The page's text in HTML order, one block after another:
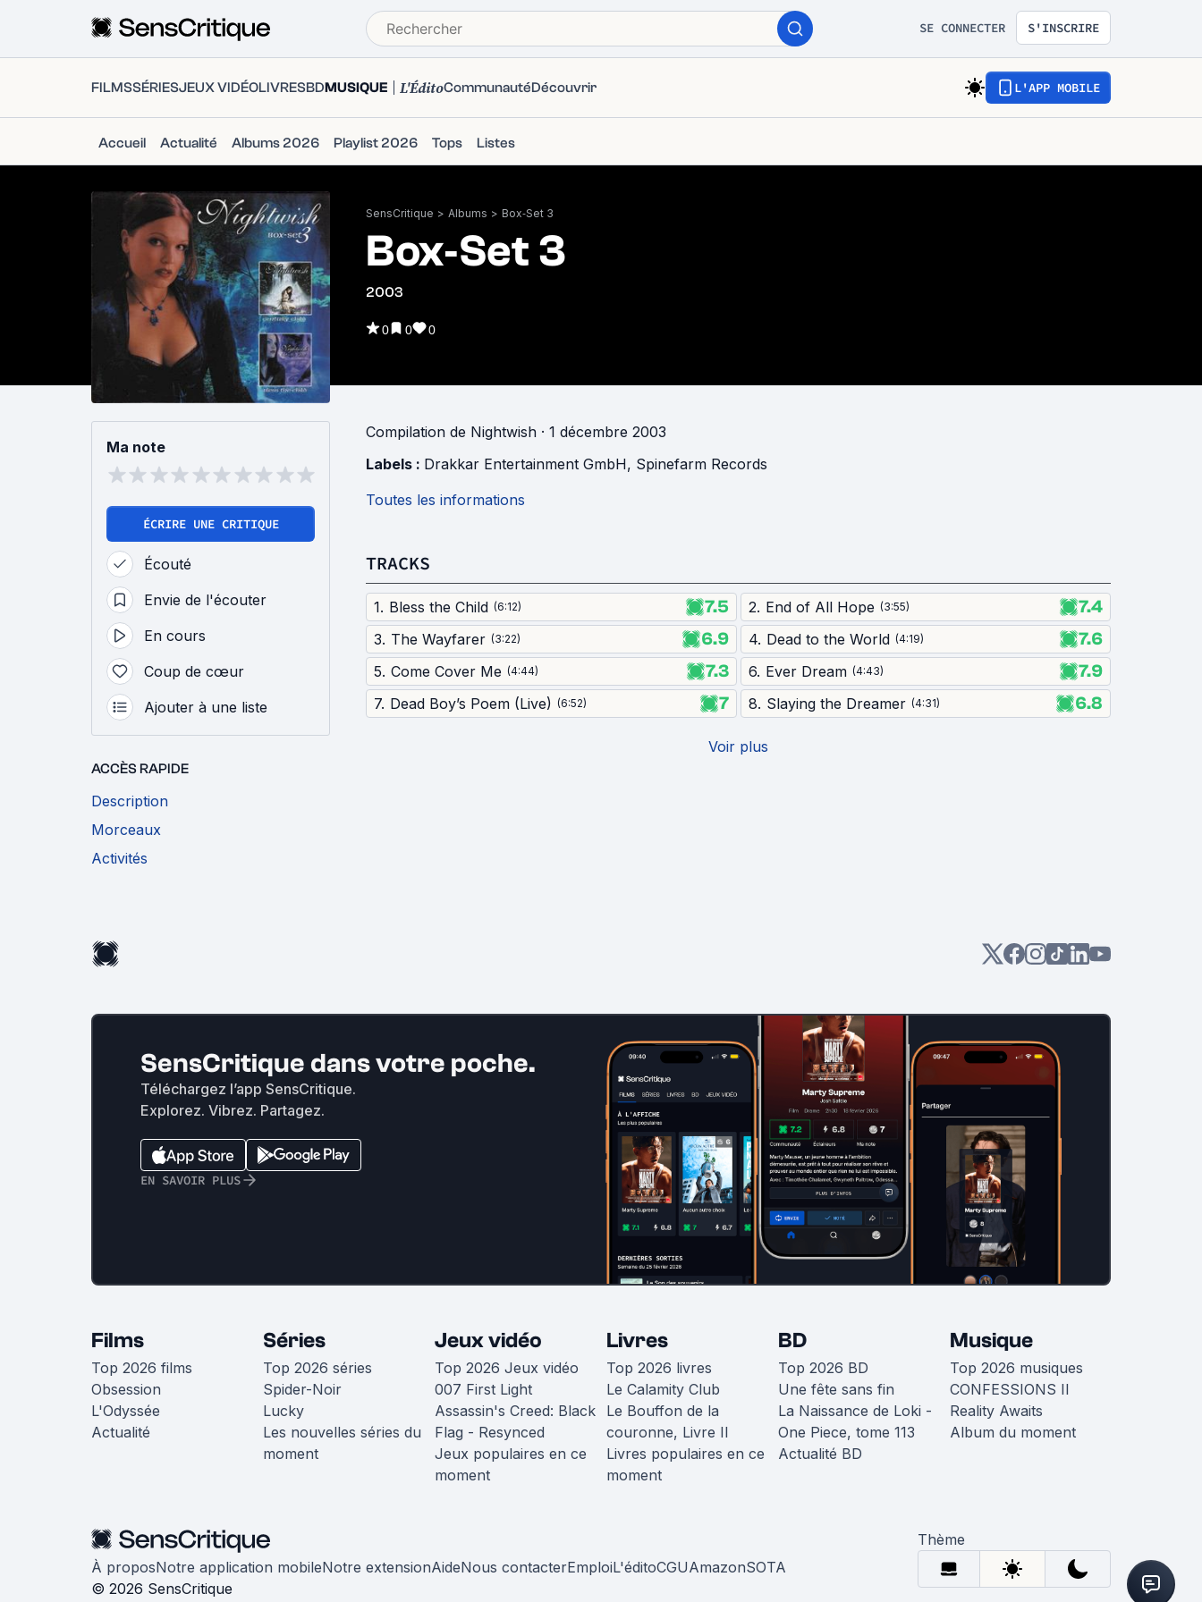
SE CONNECTER S'INSCRIRE
FILMSSÉRIESJEUX VIDÉOLIVRESBDMUSIQUE L'ÉditoCommunautéDécouvrir L'APP MOBILE
Accueil Actualité Albums 2026 Playlist 2026 Tops Listes
SensCritique > Albums > Box‐Set 3
Box‐Set 3
2003
0 0 0
Ma note
ÉCRIRE UNE CRITIQUE
Écouté
Envie de l'écouter
En cours
Coup de cœur
Ajouter à une liste
ACCÈS RAPIDE
Description
Morceaux
Activités
Compilation de Nightwish · 1 décembre 2003
Labels : Drakkar Entertainment GmbH, Spinefarm Records
Toutes les informations
TRACKS
1. Bless the Child (6:12) 7.5 2. End of All Hope (3:55) 7.4
3. The Wayfarer (3:22) 6.9 4. Dead to the World (4:19) 7.6
5. Come Cover Me (4:44) 7.3 6. Ever Dream (4:43) 7.9
7. Dead Boy’s Poem (Live) (6:52) 7 8. Slaying the Dreamer (4:31) 6.8
Voir plus
SensCritique dans votre poche.
Téléchargez l’app SensCritique.
Explorez. Vibrez. Partagez.
EN SAVOIR PLUS
Films
Top 2026 films
Obsession
L'Odyssée
Actualité
Séries
Top 2026 séries
Spider-Noir
Lucky
Les nouvelles séries du
moment
Jeux vidéo
Top 2026 Jeux vidéo
007 First Light
Assassin's Creed: Black
Flag - Resynced
Jeux populaires en ce
moment
Livres
Top 2026 livres
Le Calamity Club
Le Bouffon de la
couronne, Livre II
Livres populaires en ce
moment
BD
Top 2026 BD
Une fête sans fin
La Naissance de Loki -
One Piece, tome 113
Actualité BD
Musique
Top 2026 musiques
CONFESSIONS II
Reality Awaits
Album du moment
À proposNotre application mobileNotre extensionAideNous contacterEmploiL'éditoCGUAmazonSOTA
© 2026 SensCritique
Thème